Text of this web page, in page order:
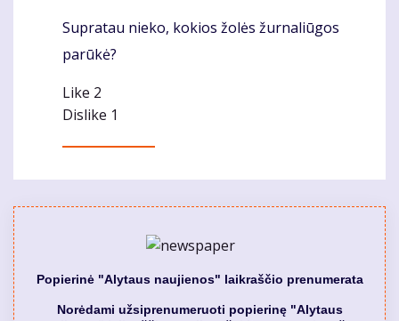
Komentaras
Supratau nieko, kokios žolės žurnaliūgos
parūkė?
Like 2
Dislike 1
Popierinė "Alytaus naujienos" laikraščio prenumerata
Norėdami užsiprenumeruoti popierinę "Alytaus